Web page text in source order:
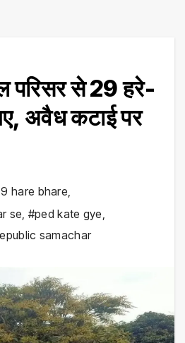
परिसर से 29 हरे-
अवैध कटाई पर
hare bhare,
se, #ped kate gye,
samachar